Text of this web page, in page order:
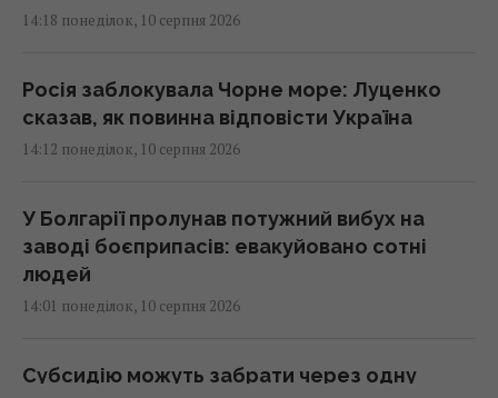
14:18 понеділок, 10 серпня 2026
Росія заблокувала Чорне море: Луценко
сказав, як повинна відповісти Україна
14:12 понеділок, 10 серпня 2026
У Болгарії пролунав потужний вибух на
заводі боєприпасів: евакуйовано сотні
людей
14:01 понеділок, 10 серпня 2026
Субсидію можуть забрати через одну